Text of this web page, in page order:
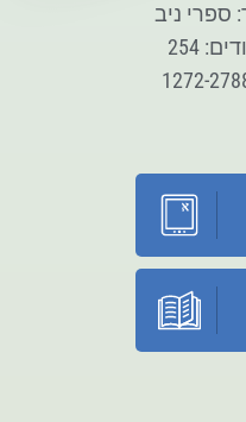
ספרי ניב
254